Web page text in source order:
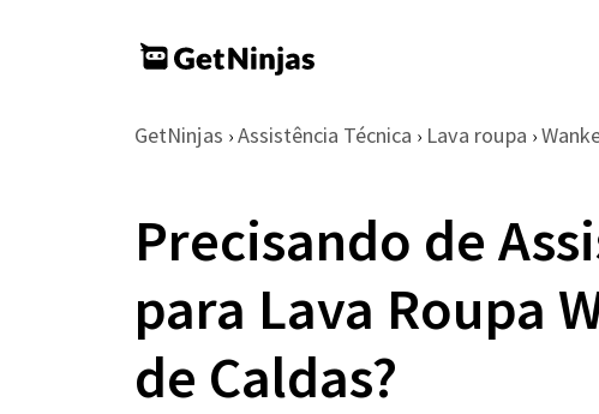
GetNinjas › Assistência Técnica › Lava roupa ›
Precisando de
para Lava Roupa
de Caldas?